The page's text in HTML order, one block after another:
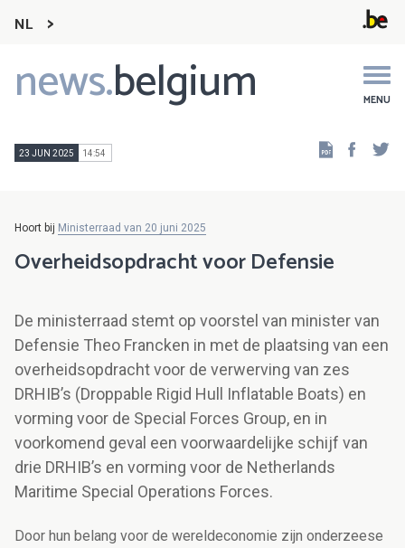
NL
news.belgium MENU
Main
navigation
23 JUN 2025 14:54
Hoort bij Ministerraad van 20 juni 2025
Overheidsopdracht voor Defensie
De ministerraad stemt op voorstel van minister van
Defensie Theo Francken in met de plaatsing van een
overheidsopdracht voor de verwerving van zes
DRHIB’s (Droppable Rigid Hull Inflatable Boats) en
vorming voor de Special Forces Group, en in
voorkomend geval een voorwaardelijke schijf van
drie DRHIB’s en vorming voor de Netherlands
Maritime Special Operations Forces.
Door hun belang voor de wereldeconomie zijn onderzeese